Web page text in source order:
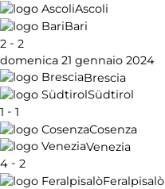
Ascoli
Bari
2 - 2
domenica 21 gennaio 2024
Brescia
Südtirol
1 - 1
Cosenza
Venezia
4 - 2
Feralpisalò